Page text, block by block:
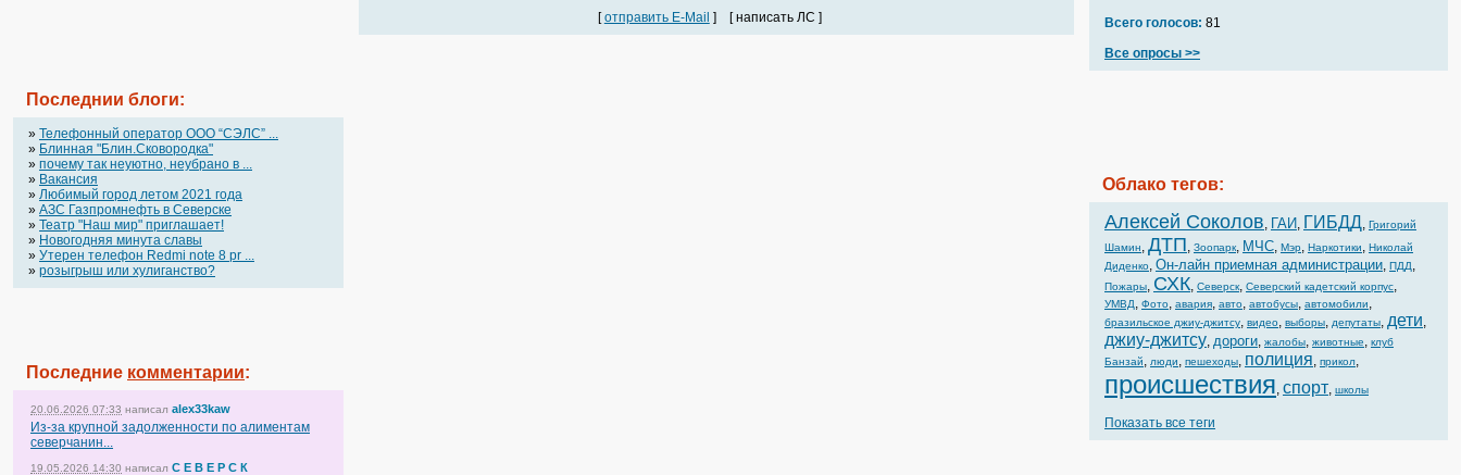
Последнии блоги:
» Телефонный оператор OOO “СЭЛС” ...
» Блинная "Блин.Сковородка"
» почему так неуютно, неубрано в ...
» Вакансия
» Любимый город летом 2021 года
» АЗС Газпромнефть в Северске
» Театр "Наш мир" приглашает!
» Новогодняя минута славы
» Утерен телефон Redmi note 8 pr ...
» розыгрыш или хулиганство?
Последние комментарии:
20.06.2026 07:33 написал alex33kaw
Из-за крупной задолженности по алиментам
северчанин...
19.05.2026 14:30 написал С Е В Е Р С К
[отправить E-Mail ] [ написать ЛС ] Всего голосов: 81
Все опросы >>
Облако тегов:
Алексей Соколов, ГАИ, ГИБДД, Григорий
Шамин, ДТП, Зоопарк, МЧС, Мэр, Наркотики, Николай
Диденко, Он-лайн приемная администрации, ПДД,
Пожары, СХК, Северск, Северский кадетский корпус,
УМВД, Фото, авария, авто, автобусы, автомобили,
бразильское джиу-джитсу, видео, выборы, депутаты, дети,
джиу-джитсу, дороги, жалобы, животные, клуб
Банзай, люди, пешеходы, полиция, прикол,
происшествия, спорт, школы
Показать все теги